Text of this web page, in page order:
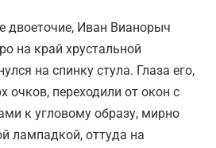
двоеточие, Иван Вианорыч
на край хрустальной
на спинку стула. Глаза его,
очков, переходили от окон с
к угловому образу, мирно
лампадкой, оттуда на